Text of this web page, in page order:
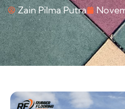
Zain Pilma Putra